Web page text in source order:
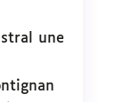
une